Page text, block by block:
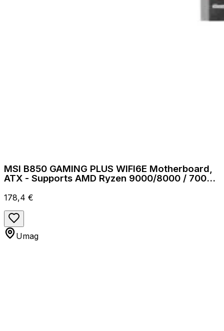
MSI B850 GAMING PLUS WIFI6E Motherboard,
ATX - Supports AMD Ryzen 9000/8000 / 7000
178,4 €
Umag